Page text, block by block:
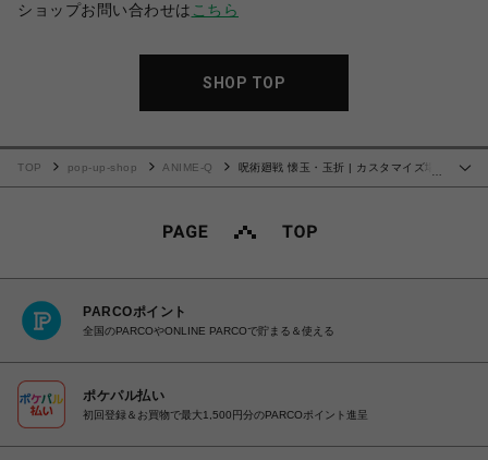
ショップお問い合わせは こちら
SHOP TOP
TOP pop-up-shop ANIME-Q
呪術廻戦 懐玉・玉折 | カスタマイズ場
PARCOポイント
全国のPARCOやONLINE PARCOで貯まる＆使える
ポケパル払い
初回登録＆お買物で最大1,500円分のPARCOポイント進呈